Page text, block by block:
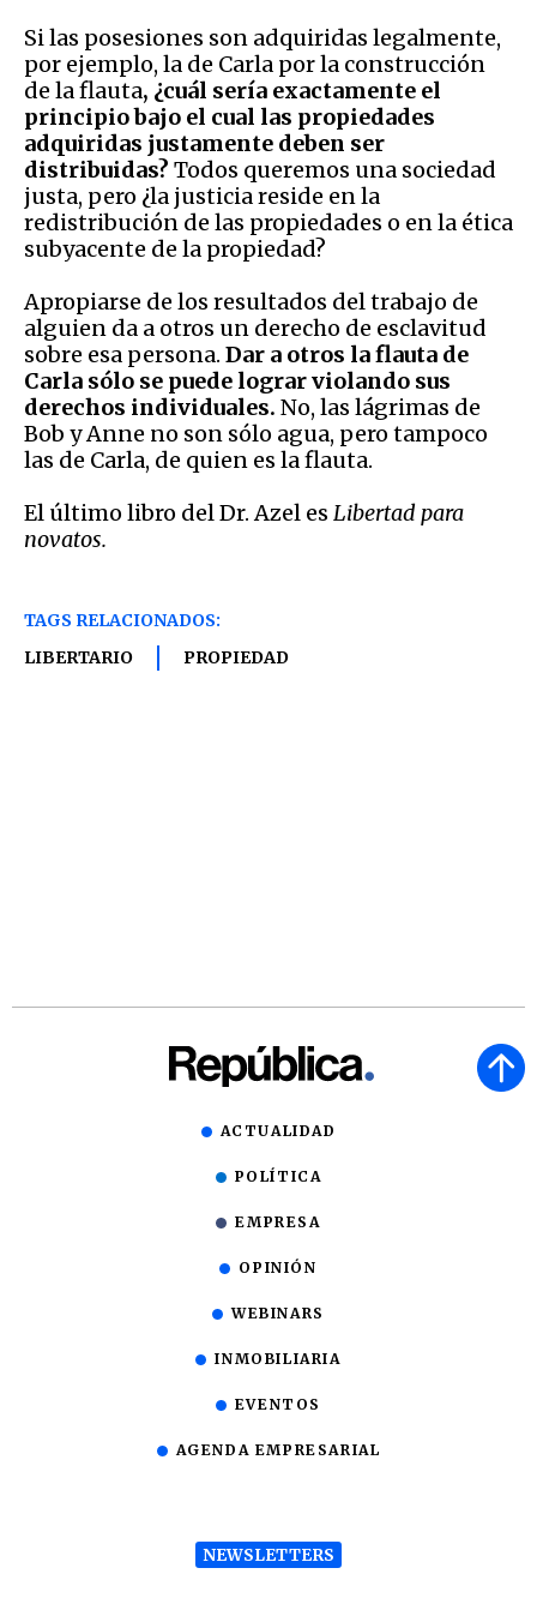
Si las posesiones son adquiridas legalmente,
por ejemplo, la de Carla por la construcción
de la flauta, ¿cuál sería exactamente el
principio bajo el cual las propiedades
adquiridas justamente deben ser
distribuidas? Todos queremos una sociedad
justa, pero ¿la justicia reside en la
redistribución de las propiedades o en la ética
subyacente de la propiedad?
Apropiarse de los resultados del trabajo de
alguien da a otros un derecho de esclavitud
sobre esa persona. Dar a otros la flauta de
Carla sólo se puede lograr violando sus
derechos individuales. No, las lágrimas de
Bob y Anne no son sólo agua, pero tampoco
las de Carla, de quien es la flauta.
El último libro del Dr. Azel es Libertad para
novatos.
TAGS RELACIONADOS:
LIBERTARIO
PROPIEDAD
ACTUALIDAD
POLÍTICA
EMPRESA
OPINIÓN
WEBINARS
INMOBILIARIA
EVENTOS
AGENDA EMPRESARIAL
NEWSLETTERS